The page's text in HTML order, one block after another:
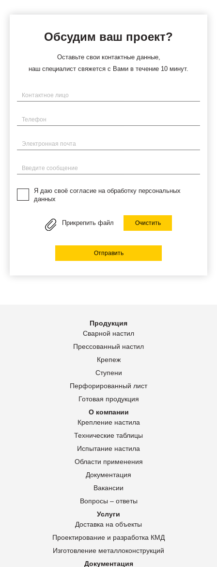
Обсудим ваш проект?
Оставьте свои контактные данные,
наш специалист свяжется с Вами в течение 10 минут.
Имя
Телефон
Электронная почта
Введите сообщение
Я даю своё согласие на обработку персональных
данных
Прикрепить файл Очистить
Отправить
Продукция
Сварной настил
Прессованный настил
Крепеж
Ступени
Перфорированный лист
Готовая продукция
О компании
Крепление настила
Технические таблицы
Испытание настила
Области применения
Документация
Вакансии
Вопросы – ответы
Услуги
Доставка на объекты
Проектирование и разработка КМД
Изготовление металлоконструкций
Документация